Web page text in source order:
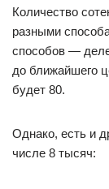
Количество
разными
способов —
до ближайшего
будет 80.
Однако, есть и
числе 8 тысяч: